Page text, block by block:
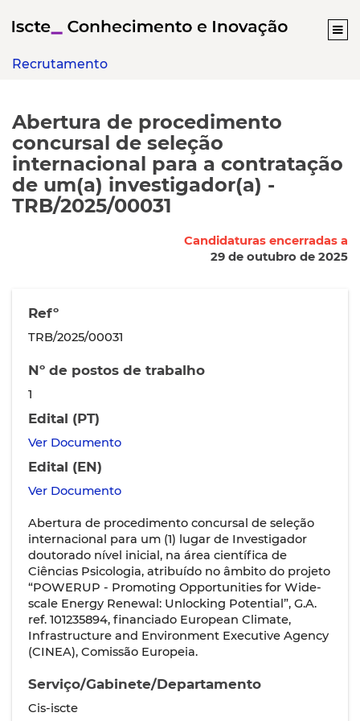
Recrutamento
Abertura de procedimento
concursal de seleção
internacional para a contratação
de um(a) investigador(a) -
TRB/2025/00031
Candidaturas encerradas a
29 de outubro de 2025
Refº
TRB/2025/00031
Nº de postos de trabalho
1
Edital (PT)
Ver Documento
Edital (EN)
Ver Documento
Abertura de procedimento concursal de seleção
internacional para um (1) lugar de Investigador
doutorado nível inicial, na área científica de
Ciências Psicologia, atribuído no âmbito do projeto
“POWERUP - Promoting Opportunities for Wide-
scale Energy Renewal: Unlocking Potential”, G.A.
ref. 101235894, financiado European Climate,
Infrastructure and Environment Executive Agency
(CINEA), Comissão Europeia.
Serviço/Gabinete/Departamento
Cis-iscte